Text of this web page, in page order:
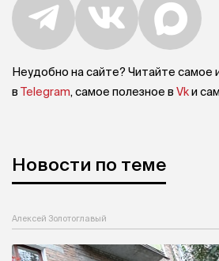
Неудобно на сайте? Читайте самое
в Telegram, самое полезное в Vkи
Новости по теме
Алексей Золотоглавый